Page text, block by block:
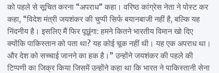
को पहले से सूचित करना “अपराध” कहा। वरिष्ठ कांग्रेस नेता ने पोस्ट कर
कहा, “विदेश मंत्री जयशंकर की चुप्पी सिर्फ बयानबाजी नहीं है, बल्कि यह
निंदनीय है। इसलिए मैं फिर पूछूंगा: हमने कितने भारतीय विमान खो दिए
क्योंकि पाकिस्तान को पता था? यह कोई चूक नहीं थी। यह एक अपराध था।
और देश को सच्चाई जानने का हक है।” उन्होंने जयशंकर की पहले की
टिप्पणी का जिक्र किया जिसमें उन्होंने कहा था कि भारत ने पाकिस्तानी सेना